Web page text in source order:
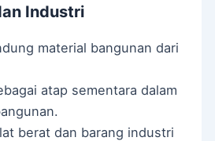
Industri
material bangunan dari
atap sementara dalam
berat dan barang industri